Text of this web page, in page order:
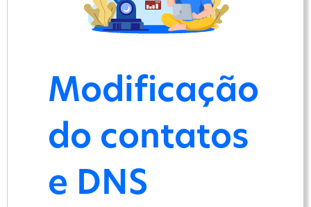
Modificação
do contatos
e DNS